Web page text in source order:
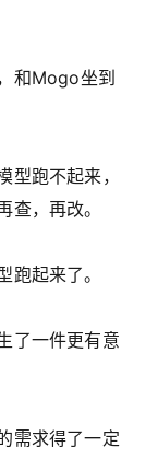
和Mogo坐到
型跑不起来，
，再改。
跑起来了。
了一件更有意
需求得了一定